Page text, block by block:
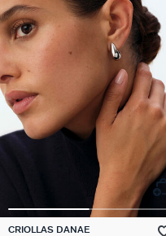
CRIOLLAS DANAE